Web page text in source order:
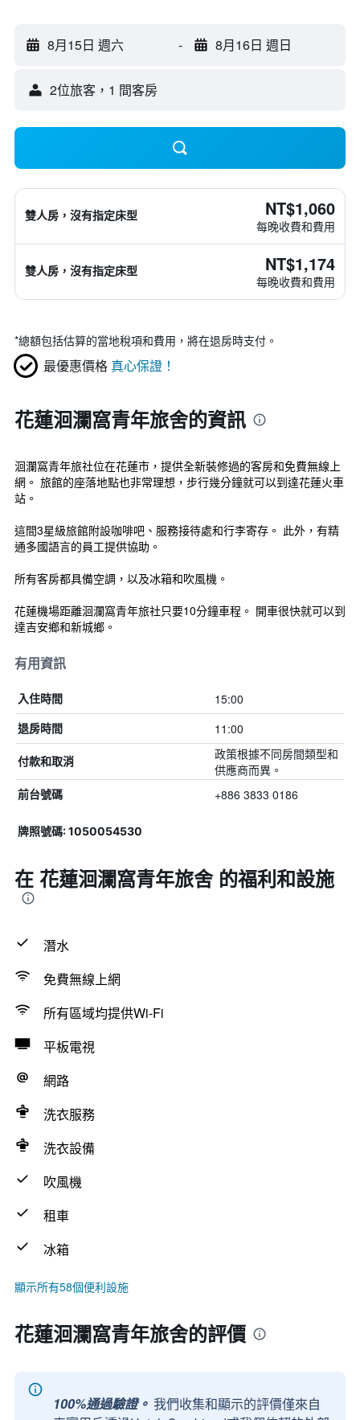
8月15日 週六 - 8月16日 週日
2位旅客，1 間客房
雙人房，沒有指定床型 NT$1,060
每晚收費和費用
雙人房，沒有指定床型 NT$1,174
每晚收費和費用
*總額包括估算的當地稅項和費用，將在退房時支付。
最優惠價格 真心保證！
花蓮洄瀾窩青年旅舍的資訊
洄瀾窩青年旅社位在花蓮市，提供全新裝修過的客房和免費無線上
網。 旅館的座落地點也非常理想，步行幾分鐘就可以到達花蓮火車
站。
這間3星級旅館附設咖啡吧、服務接待處和行李寄存。 此外，有精
通多國語言的員工提供協助。
所有客房都具備空調，以及冰箱和吹風機。
花蓮機場距離洄瀾窩青年旅社只要10分鐘車程。 開車很快就可以到
達吉安鄉和新城鄉。
有用資訊
入住時間 15:00
退房時間 11:00
付款和取消
政策根據不同房間類型和
供應商而異。
前台號碼 +886 3833 0186
牌照號碼: 1050054530
在 花蓮洄瀾窩青年旅舍 的福利和設施
潛水
免費無線上網
所有區域均提供Wi-Fi
平板電視
網路
洗衣服務
洗衣設備
吹風機
租車
冰箱
顯示所有58個便利設施
花蓮洄瀾窩青年旅舍的評價
100%通過驗證。 我們收集和顯示的評價僅來自